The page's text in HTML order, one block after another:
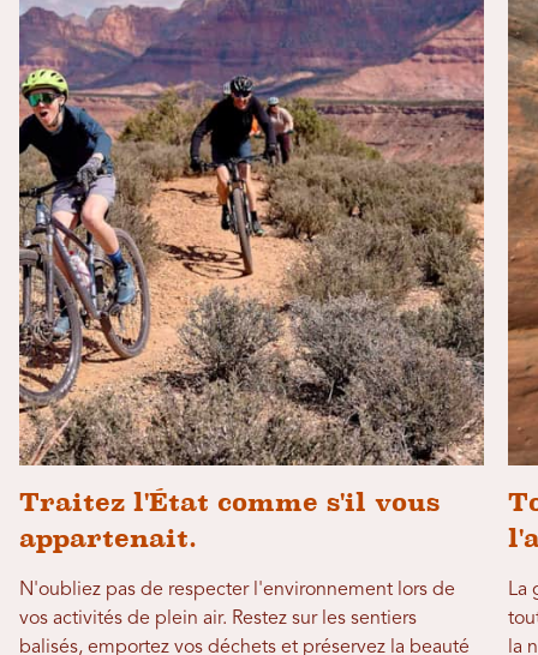
Traitez l'État comme s'il vous
appartenait.
N'oubliez pas de respecter l'environnement lors de
vos activités de plein air. Restez sur les sentiers
balisés, emportez vos déchets et préservez la beauté
La
la